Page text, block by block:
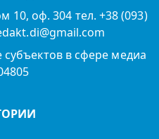
10, оф. 304 тел. +38 (093)
в сфере медиа